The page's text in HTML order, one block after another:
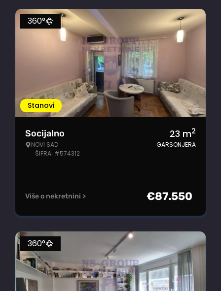
Stanovi
360°
Socijalno
NOVI SAD
ŠIFRA: #574312
23 m2
GARSONJERA
Više o nekretnini > €87.550
360°